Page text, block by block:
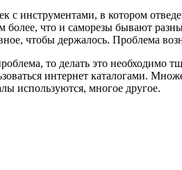
с инструментами, в котором
более, что и саморезы бывают
чтобы держалось. Проблема
то делать это необходимо
интернет каталогами.
используются, многое другое.